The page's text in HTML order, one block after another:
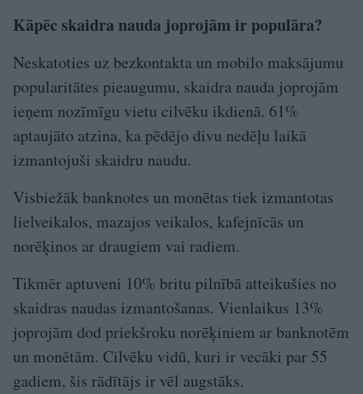
Kāpēc skaidra nauda joprojām ir populāra?
Neskatoties uz bezkontakta un mobilo maksājumu
popularitātes pieaugumu, skaidra nauda joprojām
ieņem nozīmīgu vietu cilvēku ikdienā. 61%
aptaujāto atzina, ka pēdējo divu nedēļu laikā
izmantojuši skaidru naudu.
Visbiežāk banknotes un monētas tiek izmantotas
lielveikalos, mazajos veikalos, kafejnīcās un
norēķinos ar draugiem vai radiem.
Tikmēr aptuveni 10% britu pilnībā atteikušies no
skaidras naudas izmantošanas. Vienlaikus 13%
joprojām dod priekšroku norēķiniem ar banknotēm
un monētām. Cilvēku vidū, kuri ir vecāki par 55
gadiem, šis rādītājs ir vēl augstāks.